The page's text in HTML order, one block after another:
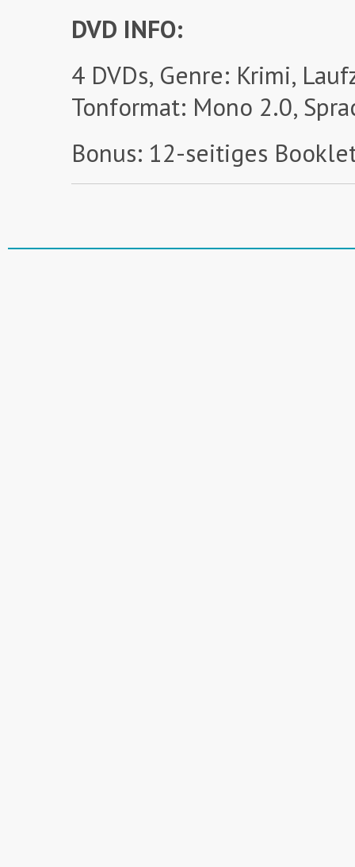
DVD INFO:
4 DVDs, Genre: Krimi,
Tonformat: Mono 2.0,
Bonus: 12-seitiges